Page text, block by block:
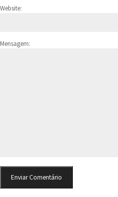
Website:
Mensagem: